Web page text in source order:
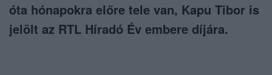
óta hónapokra előre tele van, Kapu Tibor is
jelölt az RTL Híradó Év embere díjára.